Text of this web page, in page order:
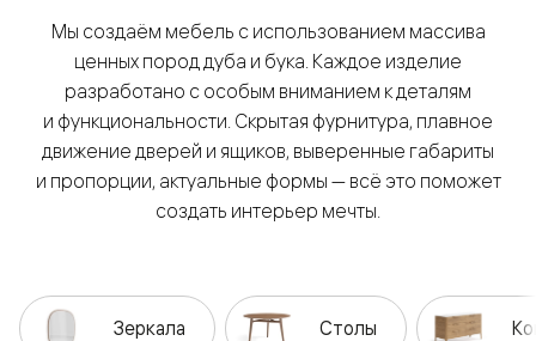
Мы создаём мебель с использованием массива
ценных пород дуба и бука. Каждое изделие
разработано с особым вниманием к деталям
и функциональности. Скрытая фурнитура, плавное
движение дверей и ящиков, выверенные габариты
и пропорции, актуальные формы — всё это поможет
создать интерьер мечты.
Зеркала Столы